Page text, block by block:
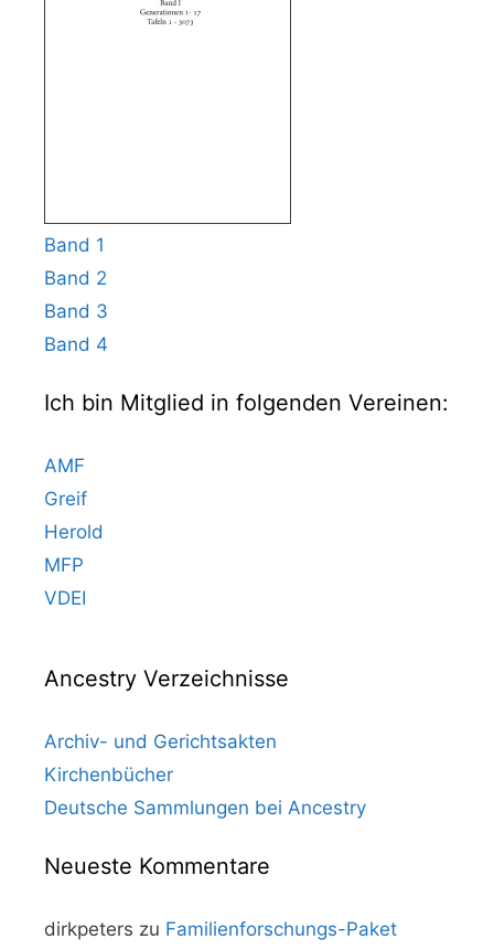
Band 1
Band 2
Band 3
Band 4
Ich bin Mitglied in folgenden Vereinen:
AMF
Greif
Herold
MFP
VDEI
Ancestry Verzeichnisse
Archiv- und Gerichtsakten
Kirchenbücher
Deutsche Sammlungen bei Ancestry
Neueste Kommentare
dirkpeters zu Familienforschungs-Paket